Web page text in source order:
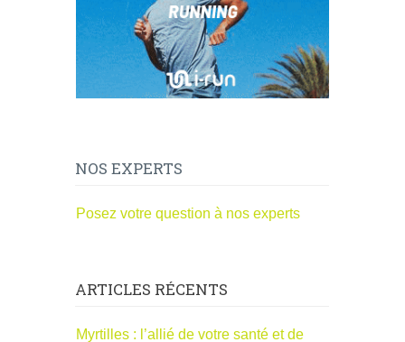
NOS EXPERTS
Posez votre question à nos experts
ARTICLES RÉCENTS
Myrtilles : l’allié de votre santé et de